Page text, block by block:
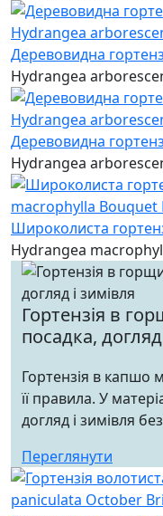
Деревовидна
Hydrangea
Деревовидна
Hydrangea
Широколиста
Hydrangea
Гортензія в
посадка,
Гортензія в
її правила. У
догляд і зимівля
Переглянути